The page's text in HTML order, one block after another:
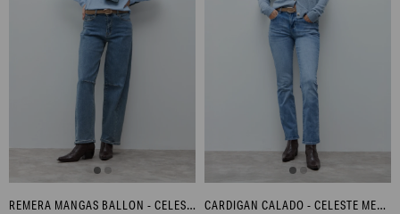
REMERA MANGAS BALLON - CELESTE MELANGE CARDIGAN CALADO - CELESTE MELANGE